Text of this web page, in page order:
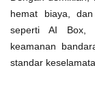
hemat biaya,
seperti AI Box,
keamanan
standar